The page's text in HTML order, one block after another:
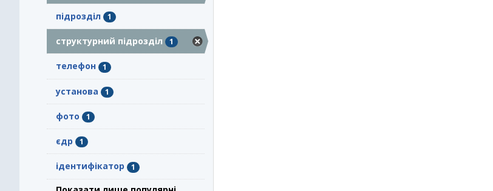
підрозділ 1
структурний підрозділ 1
телефон 1
установа 1
фото 1
єдр 1
ідентифікатор 1